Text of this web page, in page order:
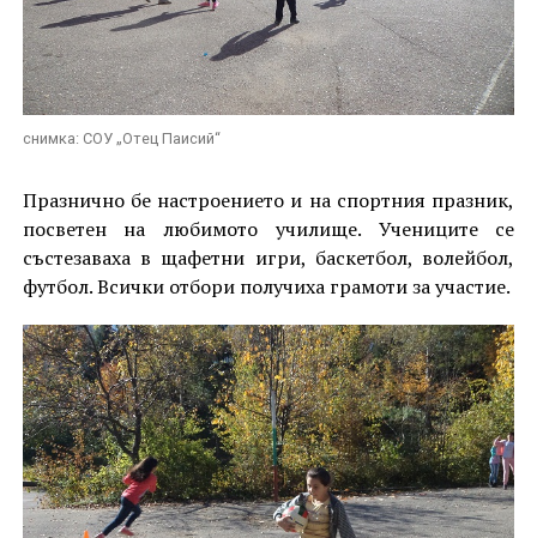
снимка: СОУ „Отец Паисий“
Празнично бе настроението и на спортния празник,
посветен на любимото училище. Учениците се
състезаваха в щафетни игри, баскетбол, волейбол,
футбол. Всички отбори получиха грамоти за участие.